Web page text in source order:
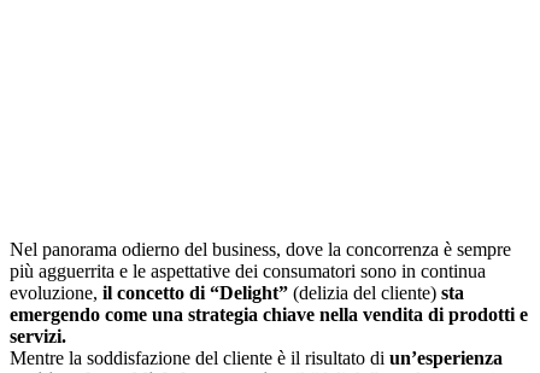
Nel panorama odierno del business, dove la concorrenza è sempre
più agguerrita e le aspettative dei consumatori sono in continua
evoluzione, il concetto di “Delight” (delizia del cliente) sta
emergendo come una strategia chiave nella vendita di prodotti e
servizi.
Mentre la soddisfazione del cliente è il risultato di un’esperienza